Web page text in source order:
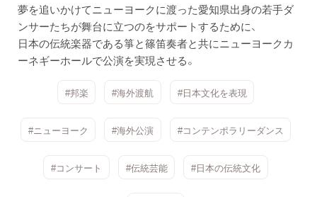
夢を追いかけてニューヨークに渡った愛知県出身の若手ダ
ンサーたちが舞台に立つのをサポートするために、
日本の伝統楽器である箏と篠笛奏者と共にニューヨークカ
ーネギーホールで公演を実現させる。
#邦楽 #海外渡航 #日本文化を表現
#ニューヨーク #海外公演 #コンテンポラリーダンス
#コンサート #伝統芸能 #日本の伝統文化